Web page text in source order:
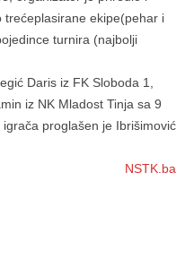
ekipe(pehar i
turnira (najbolji
Daris iz FK Sloboda 1,
iz NK Mladost Tinja sa 9
proglašen je Ibrišimović
NSTK.ba